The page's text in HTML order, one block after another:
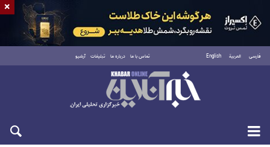
فارسی العربية English تماس با ما درباره ما تبلیغات آرشیو
جمعه ۱۶ مرداد ۱۴۰۵
×